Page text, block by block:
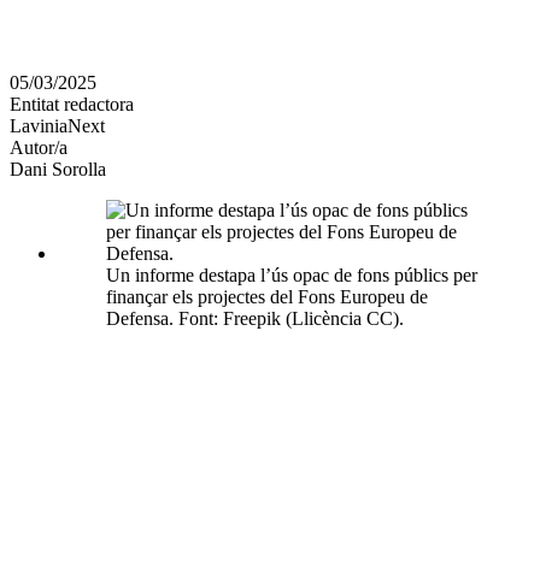
en
altres
xarxes
socials
05/03/2025
Entitat redactora
LaviniaNext
Autor/a
Dani Sorolla
Un informe destapa l’ús opac de fons públics per
finançar els projectes del Fons Europeu de
Defensa. Font: Freepik (Llicència CC).